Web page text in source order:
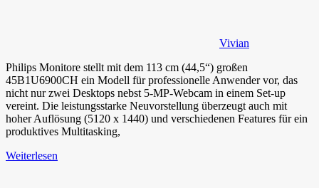
Vivian
Philips Monitore stellt mit dem 113 cm (44,5“) großen
45B1U6900CH ein Modell für professionelle Anwender vor, das
nicht nur zwei Desktops nebst 5-MP-Webcam in einem Set-up
vereint. Die leistungsstarke Neuvorstellung überzeugt auch mit
hoher Auflösung (5120 x 1440) und verschiedenen Features für ein
produktives Multitasking,
Weiterlesen